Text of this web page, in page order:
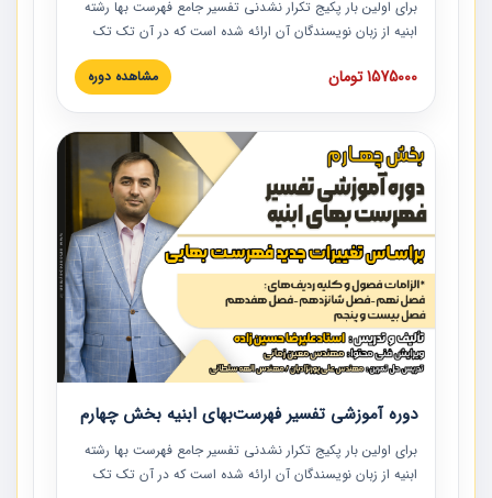
برای اولین بار پکیج تکرار نشدنی تفسیر جامع فهرست بها رشته
ابنیه از زبان نویسندگان آن ارائه شده است که در آن تک تک
ردیف ها و مطالب فهرست بها تفسیر و ارائه شده است. این
دوره به صورت کامل تصویری بوده و به همراه تصاویر عملیات
دوره با کلام مهندس علیرضاحسین‌زاده مدیر پروژه مهندسی
مشاور در امر بازنگری فهرست بها رشته ابنیه ارائه شده و به تمام
همکارانی که در حوزه صنعت ساخت در حال فعالیت هستند حتما
توصیه می کنیم از مطالب این دوره استفاده نمایند.
1575000 تومان مشاهده دوره
دوره آموزشی تفسیر فهرست‌بهای ابنیه بخش چهارم
برای اولین بار پکیج تکرار نشدنی تفسیر جامع فهرست بها رشته
ابنیه از زبان نویسندگان آن ارائه شده است که در آن تک تک